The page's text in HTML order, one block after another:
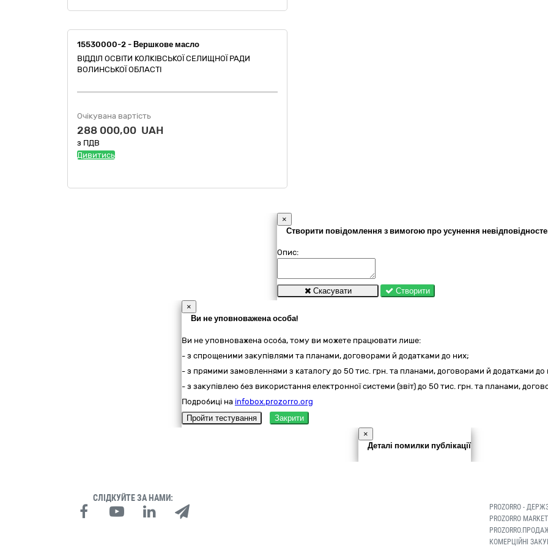
15530000-2 - Вершкове масло
ВІДДІЛ ОСВІТИ КОЛКІВСЬКОЇ СЕЛИЩНОЇ РАДИ
ВОЛИНСЬКОЇ ОБЛАСТІ
Очікувана вартість
288 000,00 UAH
з ПДВ
Дивитись
×
Створити повідомлення з вимогою про усунення
Опис:
Скасувати
Створити
×
Ви не уповноважена особа!
Ви не уповноважена особа, тому ви можете працювати лише:
- з спрощеними закупівлями та планами, договорами й додатками до них;
- з прямими замовленнями з каталогу до 50 тис. грн. та планами, договорами й додатками до
- з закупівлею без використання електронної системи (звіт) до 50 тис. грн. та планами,
Подробиці на infobox.prozorro.org
Пройти тестування
Закрити
×
Деталі помилки публікації
СЛІДКУЙТЕ ЗА НАМИ:
PROZORRO -
PROZORRO MARKET
КОМЕРЦІЙНІ